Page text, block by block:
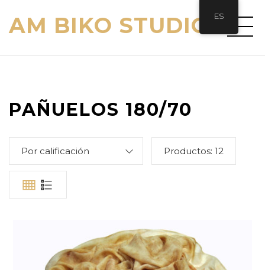
AM BIKO STUDIO
PAÑUELOS 180/70
Por calificación Productos: 12
ES